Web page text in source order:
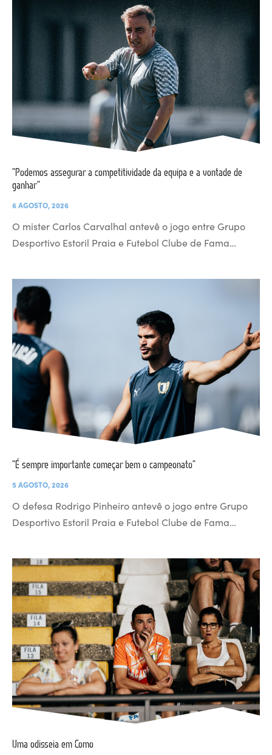
“Podemos assegurar a competitividade da equipa e a vontade de
ganhar”
6 AGOSTO, 2026
O mister Carlos Carvalhal antevê o jogo entre Grupo
Desportivo Estoril Praia e Futebol Clube de Fama…
“É sempre importante começar bem o campeonato”
5 AGOSTO, 2026
O defesa Rodrigo Pinheiro antevê o jogo entre Grupo
Desportivo Estoril Praia e Futebol Clube de Fama…
Uma odisseia em Como